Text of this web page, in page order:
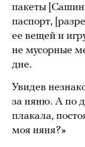
пакеты
паспорт,
ее вещей и
не мусорные
дне.
Увидев
за няню. А по
плакала,
моя няня?»